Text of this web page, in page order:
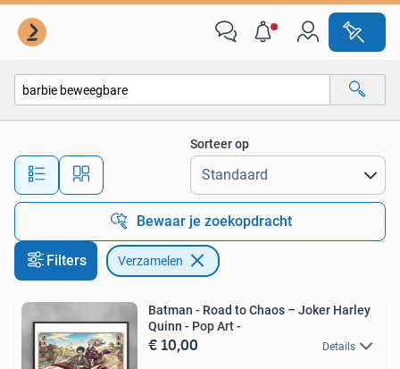
Alle afstanden…
Sorteer op
Bewaar je zoekopdracht
Filters Verzamelen
Batman - Road to Chaos – Joker Harley
Quinn - Pop Art -
€ 10,00 Details